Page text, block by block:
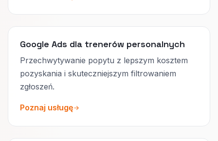
Google Ads dla trenerów personalnych
Przechwytywanie popytu z lepszym kosztem
pozyskania i skuteczniejszym filtrowaniem
zgłoszeń.
Poznaj usługę